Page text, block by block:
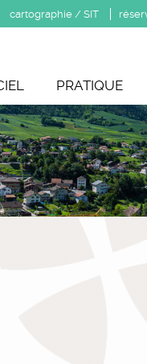
cartographie / SIT
PRATIQUE